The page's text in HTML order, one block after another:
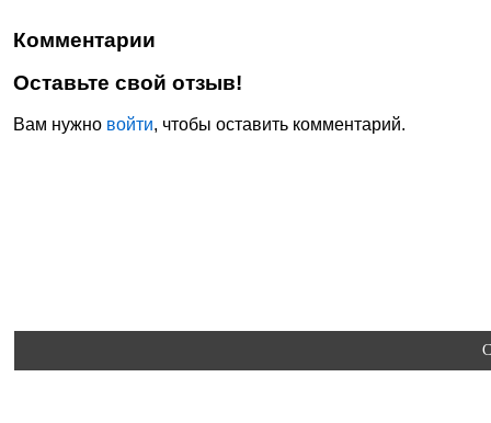
Комментарии
Оставьте свой отзыв!
Вам нужно войти, чтобы оставить комментарий.